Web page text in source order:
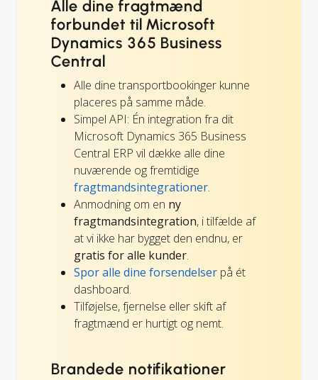
Alle dine fragtmænd
forbundet til Microsoft
Dynamics 365 Business
Central
Alle dine transportbookinger kunne
placeres på samme måde.
Simpel API: Én integration fra dit
Microsoft Dynamics 365 Business
Central ERP vil dække alle dine
nuværende og fremtidige
fragtmandsintegrationer.
Anmodning om en ny
fragtmandsintegration, i tilfælde af
at vi ikke har bygget den endnu, er
gratis for alle kunder.
Spor alle dine forsendelser på ét
dashboard.
Tilføjelse, fjernelse eller skift af
fragtmænd er hurtigt og nemt.
Brandede notifikationer